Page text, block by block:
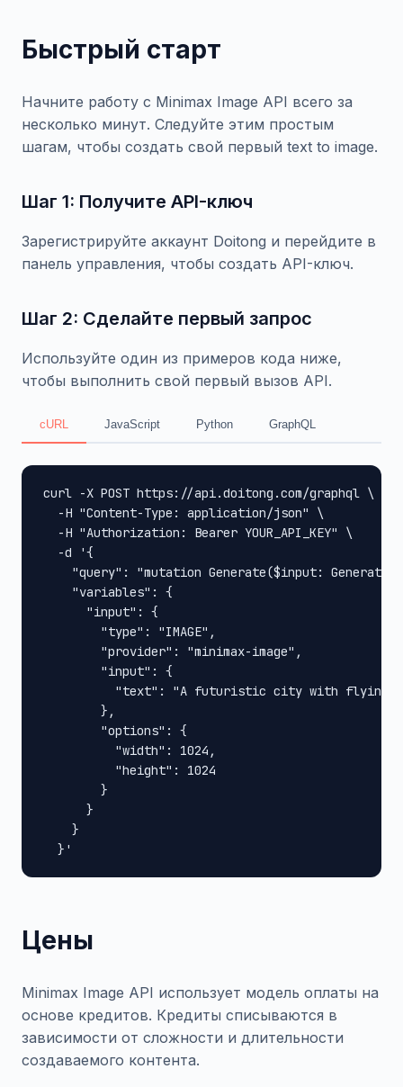
Быстрый старт
Начните работу с Minimax Image API всего за
несколько минут. Следуйте этим простым
шагам, чтобы создать свой первый text to image.
Шаг 1: Получите API-ключ
Зарегистрируйте аккаунт Doitong и перейдите в
панель управления, чтобы создать API-ключ.
Шаг 2: Сделайте первый запрос
Используйте один из примеров кода ниже,
чтобы выполнить свой первый вызов API.
cURL JavaScript Python GraphQL
curl -X POST https://api.doitong.com/graphql \
  -H "Content-Type: application/json" \
  -H "Authorization: Bearer YOUR_API_KEY" \
  -d '{
"query": "mutation Generate($input:
    "variables": {
      "input": {
        "type": "IMAGE",
        "provider": "minimax-image",
        "input": {
"text": "A futuristic city with flying
        },
        "options": {
          "width": 1024,
          "height": 1024
        }
      }
    }
  }'
Цены
Minimax Image API использует модель оплаты на
основе кредитов. Кредиты списываются в
зависимости от сложности и длительности
создаваемого контента.